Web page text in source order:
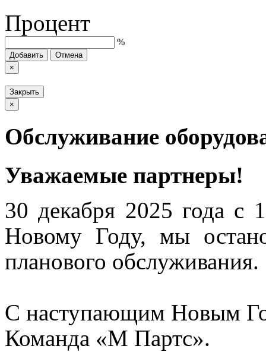
Процент
%
Добавить
Отмена
×
Закрыть
×
Обслуживание
Уважаемые партнеры!
30 декабря 2025 года с
Новому Году, мы
планового обслуживания.
С наступающим Новым
Команда «М Партс».